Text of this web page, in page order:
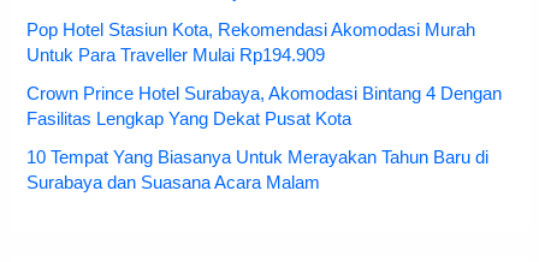
Pop Hotel Stasiun Kota, Rekomendasi Akomodasi Murah
Untuk Para Traveller Mulai Rp194.909
Crown Prince Hotel Surabaya, Akomodasi Bintang 4 Dengan
Fasilitas Lengkap Yang Dekat Pusat Kota
10 Tempat Yang Biasanya Untuk Merayakan Tahun Baru di
Surabaya dan Suasana Acara Malam